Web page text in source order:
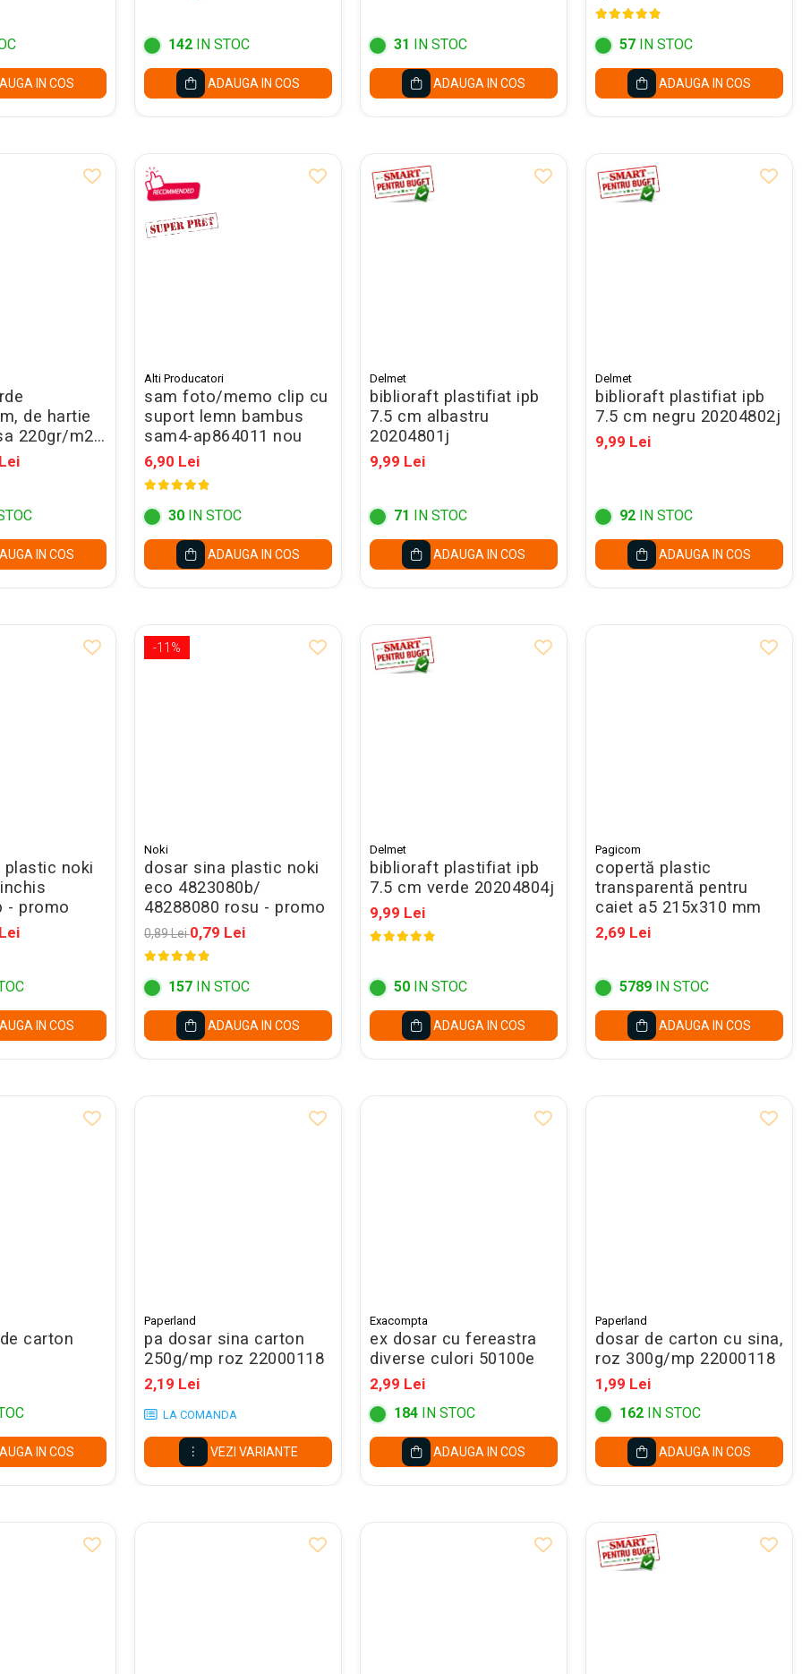
IN COS
142 IN STOC
ADAUGA IN COS
31 IN STOC
ADAUGA IN COS
57 IN STOC
ADAUGA IN COS
de hartie
220gr/m2,
IN COS
Alti Producatori
sam foto/memo clip cu
suport lemn bambus
sam4-ap864011 nou
6,90 Lei
30 IN STOC
ADAUGA IN COS
Delmet
biblioraft plastifiat ipb
7.5 cm albastru
20204801j
9,99 Lei
71 IN STOC
ADAUGA IN COS
Delmet
biblioraft plastifiat ipb
7.5 cm negru 20204802j
9,99 Lei
92 IN STOC
ADAUGA IN COS
plastic noki
- promo
IN COS
-11%
Noki
dosar sina plastic noki
eco 4823080b/
48288080 rosu - promo
0,89 Lei0,79 Lei
157 IN STOC
ADAUGA IN COS
Delmet
biblioraft plastifiat ipb
7.5 cm verde 20204804j
9,99 Lei
50 IN STOC
ADAUGA IN COS
Pagicom
copertă plastic
transparentă pentru
caiet a5 215x310 mm
2,69 Lei
5789 IN STOC
ADAUGA IN COS
carton
IN COS
Paperland
pa dosar sina carton
250g/mp roz 22000118
2,19 Lei
LA COMANDA
VEZI VARIANTE
Exacompta
ex dosar cu fereastra
diverse culori 50100e
2,99 Lei
184 IN STOC
ADAUGA IN COS
Paperland
dosar de carton cu sina,
roz 300g/mp 22000118
1,99 Lei
162 IN STOC
ADAUGA IN COS